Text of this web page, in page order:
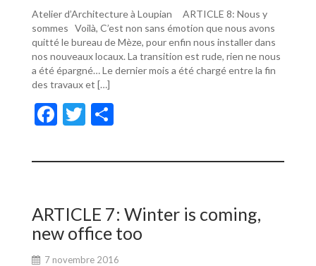
Atelier d’Architecture à Loupian ARTICLE 8: Nous y
sommes Voilà, C’est non sans émotion que nous avons
quitté le bureau de Mèze, pour enfin nous installer dans
nos nouveaux locaux. La transition est rude, rien ne nous
a été épargné… Le dernier mois a été chargé entre la fin
des travaux et […]
F
e
o
o
k
T
itt ta
er
ARTICLE 7: Winter is coming,
new office too
7 novembre 2016